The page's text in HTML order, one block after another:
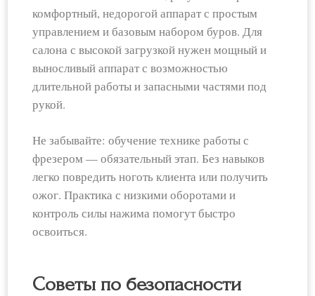
комфортный, недорогой аппарат с простым
управлением и базовым набором буров. Для
салона с высокой загрузкой нужен мощный и
выносливый аппарат с возможностью
длительной работы и запасными частями под
рукой.
Не забывайте: обучение технике работы с
фрезером — обязательный этап. Без навыков
легко повредить ноготь клиента или получить
ожог. Практика с низкими оборотами и
контроль силы нажима помогут быстро
освоиться.
Советы по безопасности